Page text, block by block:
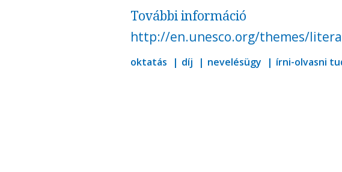
További információ
http://en.unesco.org/themes/
oktatás díj nevelésügy írni-olvasni